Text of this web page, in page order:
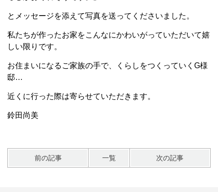
とメッセージを添えて写真を送ってくださいました。
私たちが作ったお家をこんなにかわいがっていただいて嬉
しい限りです。
お住まいになるご家族の手で、くらしをつくっていくG様
邸…
近くに行った際は寄らせていただきます。
鈴田尚美
前の記事 一覧 次の記事